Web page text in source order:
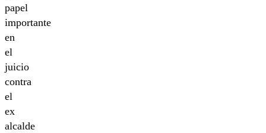
papel
importante
en
el
juicio
contra
el
ex
alcalde